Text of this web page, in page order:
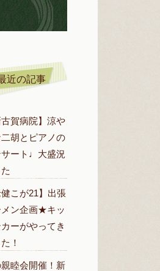
近の記事
古賀病院】涼や
胡とピアノの
サート♩大盛況
健こが21】出張
メン企画★キッ
ーがやってき
！
睦会開催！新